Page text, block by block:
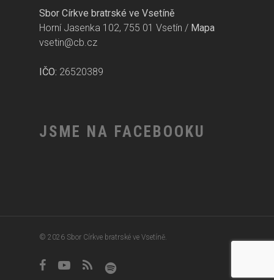
Sbor Církve bratrské ve Vsetíně
Horní Jasenka 102, 755 01 Vsetín / Mapa
vsetin@cb.cz
IČO: 26520389
JSME NA FACEBOOKU
© 2026 Sbor Církve bratrské ve Vsetíně.